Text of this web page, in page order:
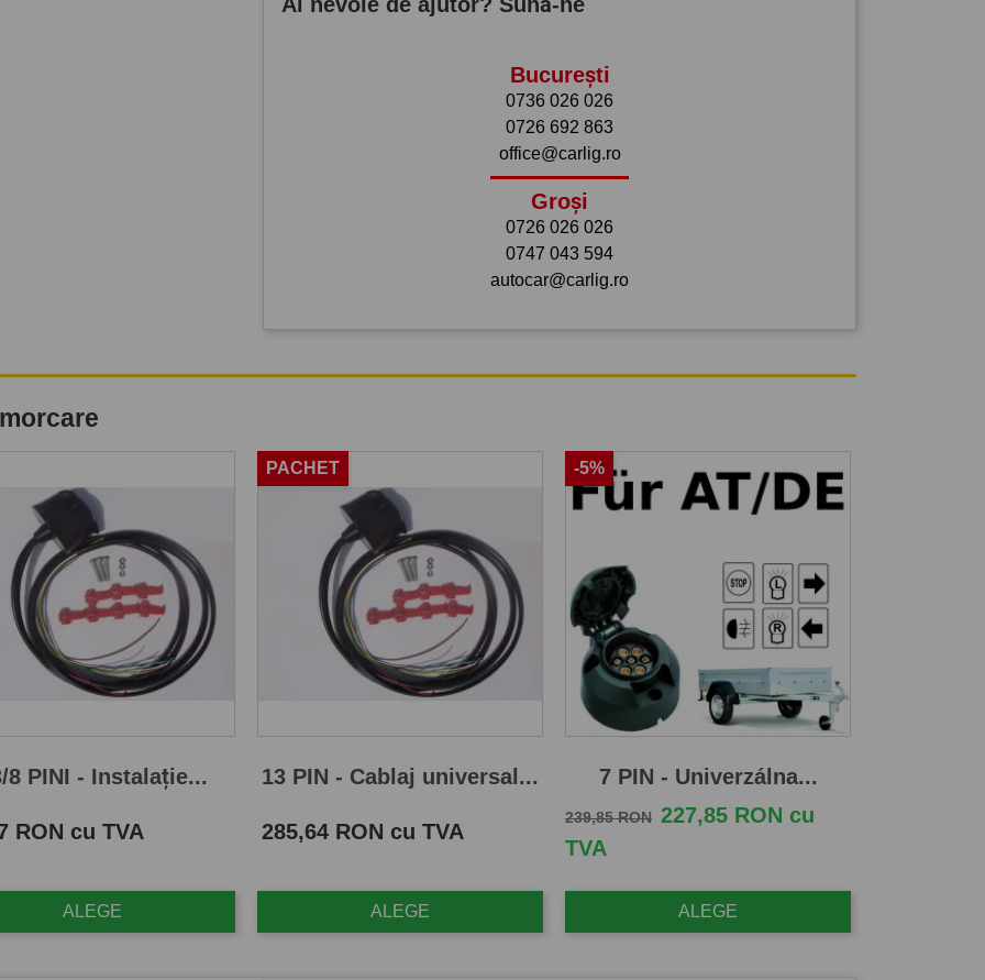
București
0736 026 026
0726 692 863
office@carlig.ro
Groși
0726 026 026
0747 043 594
autocar@carlig.ro
8 PINI - Instalație...
RON cu TVA
ALEGE
13 PIN - Cablaj universal...
Pret
285,64 RON cu TVA
ALEGE
PACHET
7 PIN - Univerzálna...
Pret de baza
239,85 RON Pret
227,85 RON cu
TVA
ALEGE
-5%